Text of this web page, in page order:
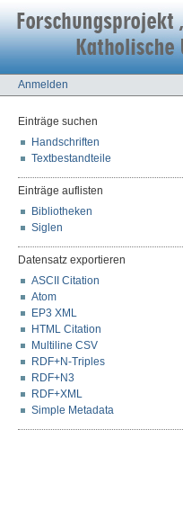
Anmelden
Einträge suchen
Handschriften
Textbestandteile
Einträge auflisten
Bibliotheken
Siglen
Datensatz exportieren
ASCII Citation
Atom
EP3 XML
HTML Citation
Multiline CSV
RDF+N-Triples
RDF+N3
RDF+XML
Simple Metadata